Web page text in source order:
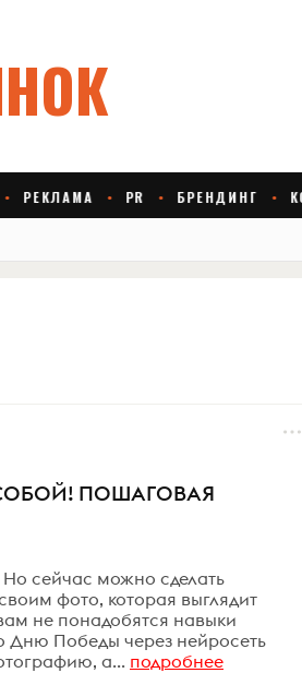
СОБОЙ! ПОШАГОВАЯ
сейчас можно сделать
фото, которая выглядит
не понадобятся навыки
Дню Победы через нейросеть
а... подробнее